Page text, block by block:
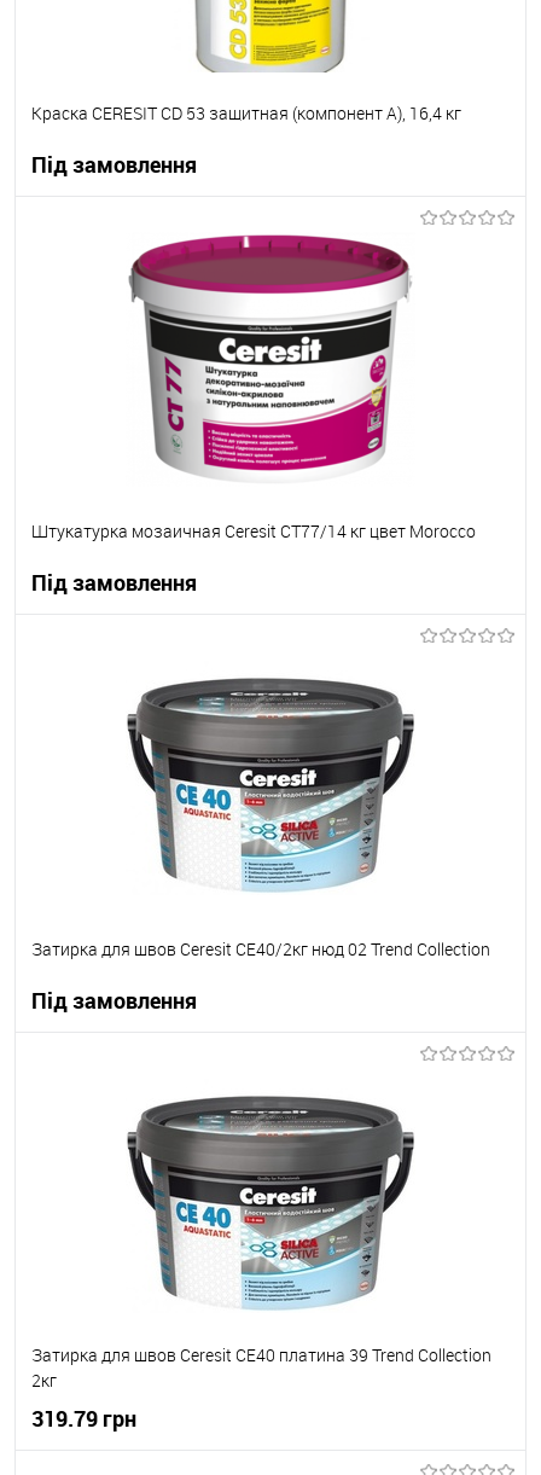
Краска CERESIT CD 53 защитная (компонент А), 16,4 кг
Під замовлення
В корзину
Під замовлення
Штукатурка мозаичная Ceresit CT77/14 кг цвет Morocco
Під замовлення
В вибране Під замовлення
Затирка для швов Ceresit СЕ40/2кг нюд 02 Trend Collection
Під замовлення
В вибране Під замовлення
Затирка для швов Ceresit СЕ40 платина 39 Trend Collection
2кг
319.79 грн